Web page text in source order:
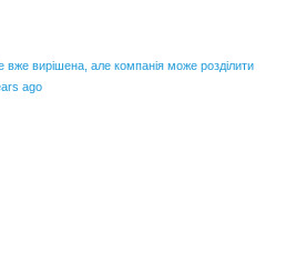
вже вирішена, але компанія може розділити
ago